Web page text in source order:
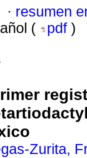
· resumen
(
pdf )
Zurita,